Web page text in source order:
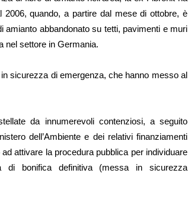
quando, a partire dal mese di ottobre, è
abbandonato su tetti, pavimenti e muri
nel settore in Germania.
sicurezza di emergenza, che hanno messo al
da innumerevoli contenziosi, a seguito
dell’Ambiente e dei relativi finanziamenti
attivare la procedura pubblica per individuare
di bonifica definitiva (messa in sicurezza